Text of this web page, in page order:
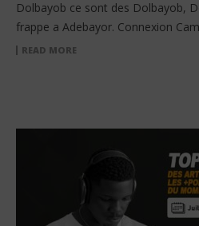
Dolbayob ce sont des Dolbayob,
frappe a Adebayor. Connexion
READ MORE